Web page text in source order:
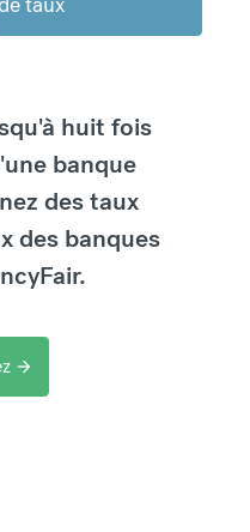
huit fois
banque
des taux
des banques
arrow_forward